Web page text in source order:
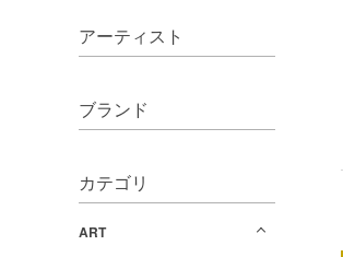
アーティスト
ブランド
カテゴリ
ART